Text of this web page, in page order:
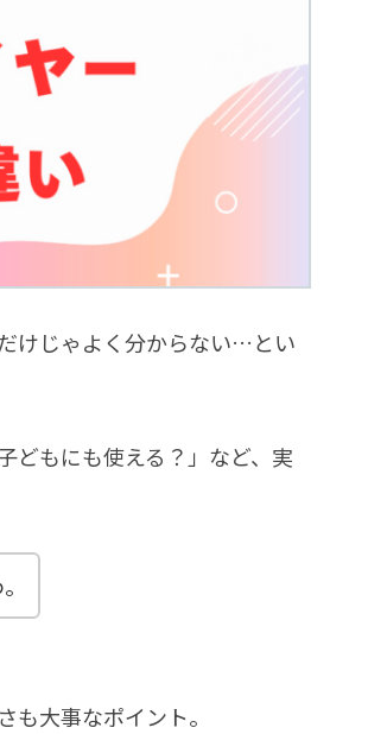
けじゃよく分からない…とい
どもにも使える？」など、実
大事なポイント。